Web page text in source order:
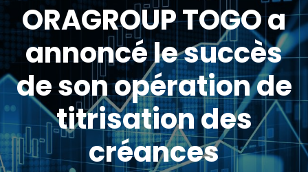
ORAGROUP TOGO a
annoncé le succès
de son opération de
titrisation des
créances